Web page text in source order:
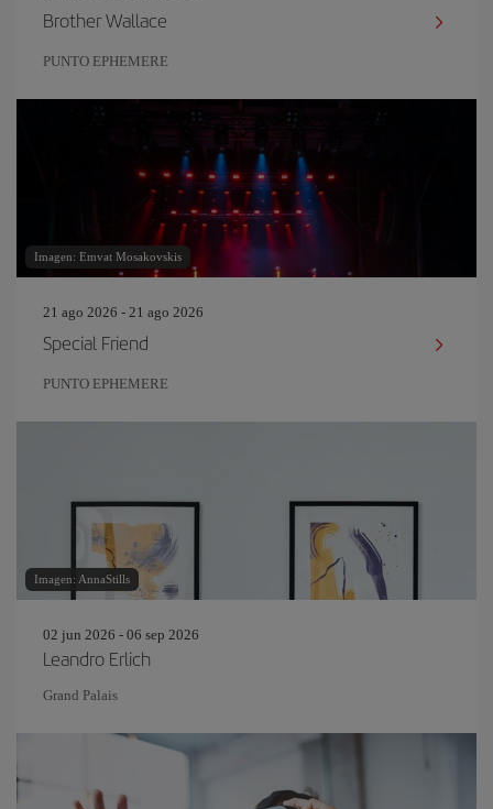
Brother Wallace
PUNTO EPHEMERE
Imagen: Emvat Mosakovskis
21 ago 2026 - 21 ago 2026
Special Friend
PUNTO EPHEMERE
Imagen: AnnaStills
02 jun 2026 - 06 sep 2026
Leandro Erlich
Grand Palais